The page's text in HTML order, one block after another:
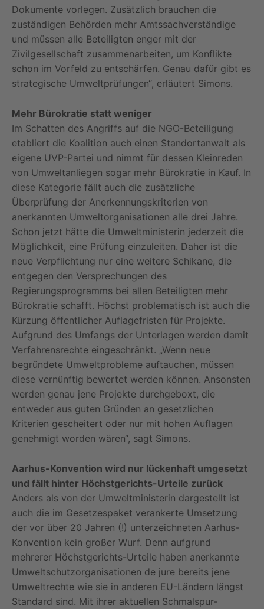
Dokumente vorlegen. Zusätzlich brauchen die
zuständigen Behörden mehr Amtssachverständige
und müssen alle Beteiligten enger mit der
Zivilgesellschaft zusammenarbeiten, um Konflikte
schon im Vorfeld zu entschärfen. Genau dafür gibt es
strategische Umweltprüfungen“, erläutert Simons.
Mehr Bürokratie statt weniger
Im Schatten des Angriffs auf die NGO-Beteiligung
etabliert die Koalition auch einen Standortanwalt als
eigene UVP-Partei und nimmt für dessen Kleinreden
von Umweltanliegen sogar mehr Bürokratie in Kauf. In
diese Kategorie fällt auch die zusätzliche
Überprüfung der Anerkennungskriterien von
anerkannten Umweltorganisationen alle drei Jahre.
Schon jetzt hätte die Umweltministerin jederzeit die
Möglichkeit, eine Prüfung einzuleiten. Daher ist die
neue Verpflichtung nur eine weitere Schikane, die
entgegen den Versprechungen des
Regierungsprogramms bei allen Beteiligten mehr
Bürokratie schafft. Höchst problematisch ist auch die
Kürzung öffentlicher Auflagefristen für Projekte.
Aufgrund des Umfangs der Unterlagen werden damit
Verfahrensrechte eingeschränkt. „Wenn neue
begründete Umweltprobleme auftauchen, müssen
diese vernünftig bewertet werden können. Ansonsten
werden genau jene Projekte durchgeboxt, die
entweder aus guten Gründen an gesetzlichen
Kriterien gescheitert oder nur mit hohen Auflagen
genehmigt worden wären“, sagt Simons.
Aarhus-Konvention wird nur lückenhaft umgesetzt
und fällt hinter Höchstgerichts-Urteile zurück
Anders als von der Umweltministerin dargestellt ist
auch die im Gesetzespaket verankerte Umsetzung
der vor über 20 Jahren (!) unterzeichneten Aarhus-
Konvention kein großer Wurf. Denn aufgrund
mehrerer Höchstgerichts-Urteile haben anerkannte
Umweltschutzorganisationen de jure bereits jene
Umweltrechte wie sie in anderen EU-Ländern längst
Standard sind. Mit ihrer aktuellen Schmalspur-